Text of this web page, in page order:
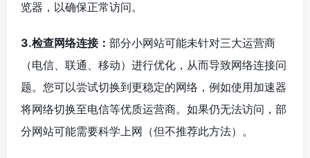
览器，以确保正常访问。
3.检查网络连接： 部分小网站可能未针对三大运营商
（电信、联通、移动）进行优化，从而导致网络连接问
题。您可以尝试切换到更稳定的网络，例如使用加速器
将网络切换至电信等优质运营商。如果仍无法访问，部
分网站可能需要科学上网（但不推荐此方法）。